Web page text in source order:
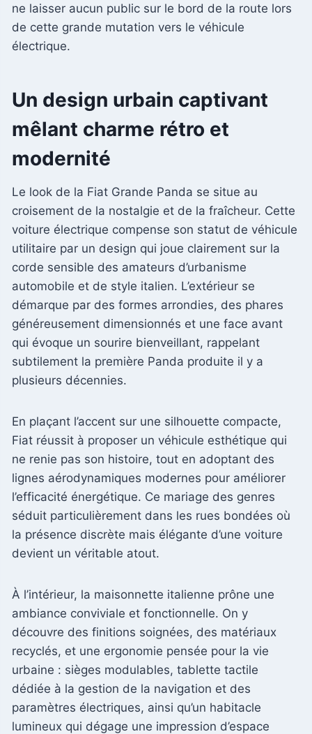
ne laisser aucun public sur le bord de la route lors
de cette grande mutation vers le véhicule
électrique.
Un design urbain captivant
mêlant charme rétro et
modernité
Le look de la Fiat Grande Panda se situe au
croisement de la nostalgie et de la fraîcheur. Cette
voiture électrique compense son statut de véhicule
utilitaire par un design qui joue clairement sur la
corde sensible des amateurs d’urbanisme
automobile et de style italien. L’extérieur se
démarque par des formes arrondies, des phares
généreusement dimensionnés et une face avant
qui évoque un sourire bienveillant, rappelant
subtilement la première Panda produite il y a
plusieurs décennies.
En plaçant l’accent sur une silhouette compacte,
Fiat réussit à proposer un véhicule esthétique qui
ne renie pas son histoire, tout en adoptant des
lignes aérodynamiques modernes pour améliorer
l’efficacité énergétique. Ce mariage des genres
séduit particulièrement dans les rues bondées où
la présence discrète mais élégante d’une voiture
devient un véritable atout.
À l’intérieur, la maisonnette italienne prône une
ambiance conviviale et fonctionnelle. On y
découvre des finitions soignées, des matériaux
recyclés, et une ergonomie pensée pour la vie
urbaine : sièges modulables, tablette tactile
dédiée à la gestion de la navigation et des
paramètres électriques, ainsi qu’un habitacle
lumineux qui dégage une impression d’espace